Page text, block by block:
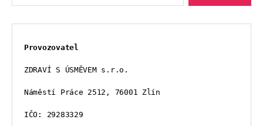
Provozovatel
ZDRAVÍ S ÚSMĚVEM s.r.o.
Náměstí Práce 2512, 76001 Zlín
IČO: 29283329